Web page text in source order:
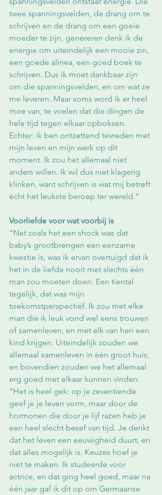
twee spanningsvelden, de drang om te
schrijven en de drang om een goeie
moeder te zijn, genereren denk ik de
energie om uiteindelijk een mooie zin,
een goede alinea, een goed boek te
schrijven. Dus ik moet dankbaar zijn
om die spanningsvelden, en om wat ze
me leveren. Maar soms word ik er heel
moe van, te voelen dat die dingen de
hele tijd tegen elkaar opboksen.
Echter: ik ben ontzettend tevreden met
mijn leven en mijn werk op dit
moment. Ik zou het allemaal niet
anders willen. Ik wil dus niet klagerig
klinken, want schrijven is wat mij betreft
écht het leukste beroep ter wereld.”
Voorliefde voor wat voorbij is
“Net zoals het een shock was dat
baby’s grootbrengen een eenzame
kwestie is, was ik ervan overtuigd dat ik
het in de liefde nooit met slechts één
man zou moeten doen. Een tiental
tegelijk, dat was mijn
toekomstperspectief. Ik zou met elke
man die ik leuk vond wel eens trouwen
of samenleven, en met elk van hen een
kind krijgen. Uiteindelijk zouden we
allemaal samenleven in één groot huis,
en bovendien zouden we het allemaal
erg goed met elkaar kunnen vinden.
“Het is heel gek: op je zeventiende
geef je je leven vorm, maar door de
hormonen die door je lijf razen heb je
een heel slecht besef van tijd. Je denkt
dat het leven een eeuwigheid duurt, en
dat alles mogelijk is. Keuzes hoef je
niet te maken. Ik studeerde voor
actrice, en dat ging heel goed, maar na
één jaar gaf ik dit op om Germaanse